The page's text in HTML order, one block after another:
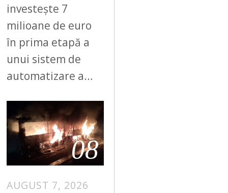
investește 7
milioane de euro
în prima etapă a
unui sistem de
automatizare a…
08
AUGUST 7, 2026